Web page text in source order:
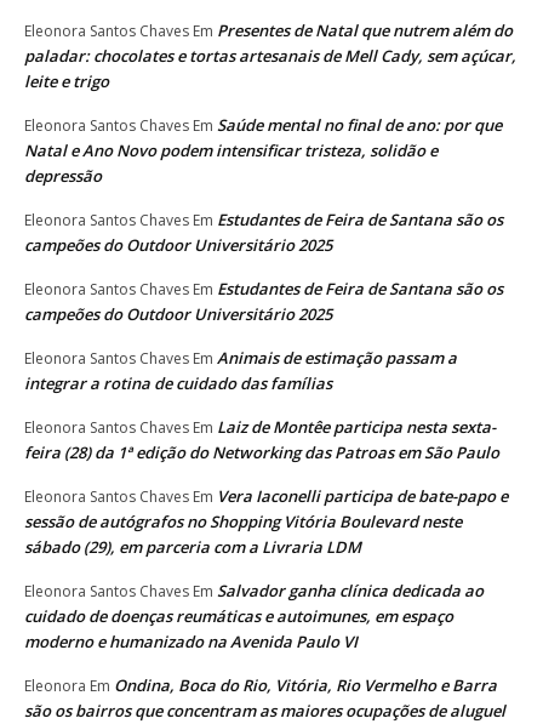
Eleonora Santos Chaves Em Presentes de Natal que nutrem além do
paladar: chocolates e tortas artesanais de Mell Cady, sem açúcar,
leite e trigo
Eleonora Santos Chaves Em Saúde mental no final de ano: por que
Natal e Ano Novo podem intensificar tristeza, solidão e
depressão
Eleonora Santos Chaves Em Estudantes de Feira de Santana são os
campeões do Outdoor Universitário 2025
Eleonora Santos Chaves Em Estudantes de Feira de Santana são os
campeões do Outdoor Universitário 2025
Eleonora Santos Chaves Em Animais de estimação passam a
integrar a rotina de cuidado das famílias
Eleonora Santos Chaves Em Laiz de Montêe participa nesta sexta-
feira (28) da 1ª edição do Networking das Patroas em São Paulo
Eleonora Santos Chaves Em Vera Iaconelli participa de bate-papo e
sessão de autógrafos no Shopping Vitória Boulevard neste
sábado (29), em parceria com a Livraria LDM
Eleonora Santos Chaves Em Salvador ganha clínica dedicada ao
cuidado de doenças reumáticas e autoimunes, em espaço
moderno e humanizado na Avenida Paulo VI
Eleonora Em Ondina, Boca do Rio, Vitória, Rio Vermelho e Barra
são os bairros que concentram as maiores ocupações de aluguel